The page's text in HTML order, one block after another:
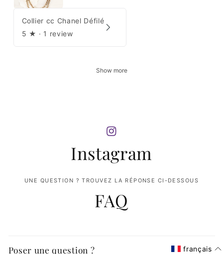
Collier cc Chanel Défilé
5 ★ · 1 review
Show more
Instagram
UNE QUESTION ? TROUVEZ LA RÉPONSE CI-DESSOUS
FAQ
Poser une question ? français